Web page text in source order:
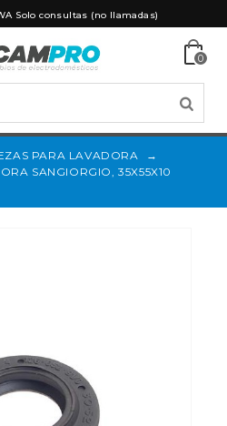
Solo consultas (no llamadas)
0
PARA LAVADORA
→
SANGIORGIO, 35X55X10